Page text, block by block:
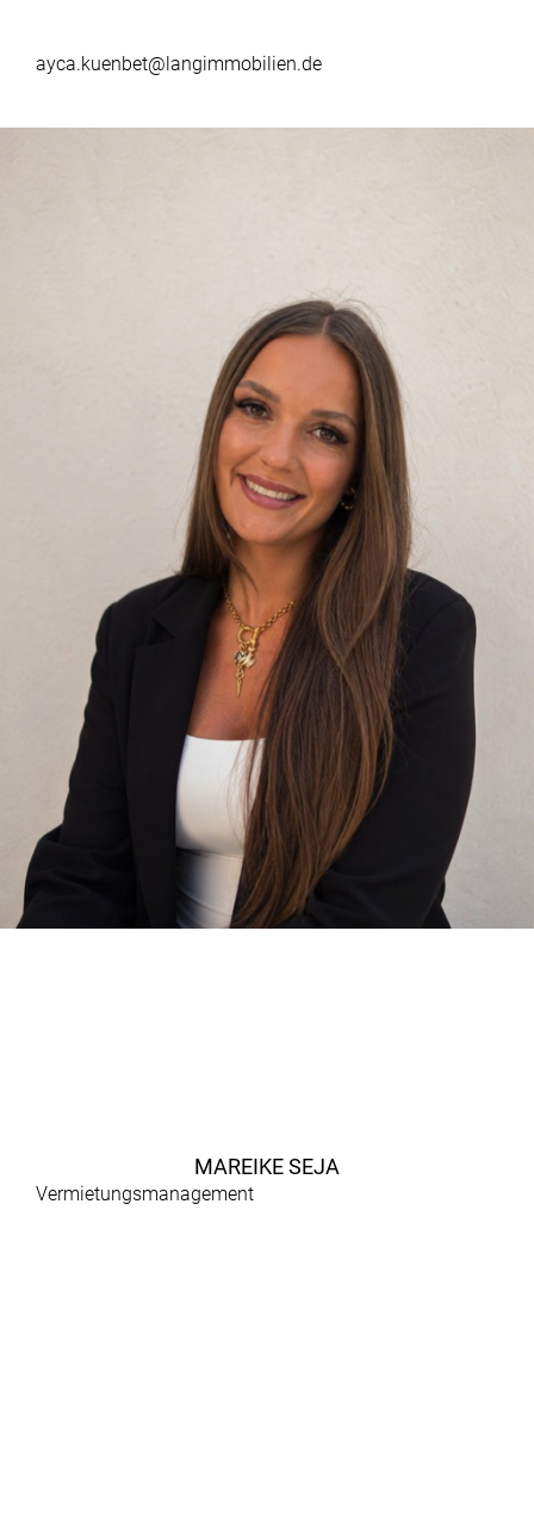
ayca.kuenbet@langimmobilien.de
MAREIKE SEJA
Vermietungsmanagement